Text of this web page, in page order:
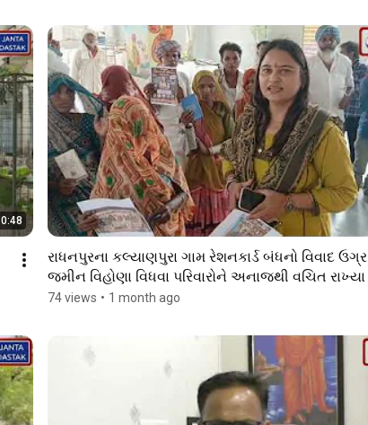
0:48
રાધનપુરના કલ્યાણપુરા ગામ રેશનકાર્ડ બંધનો વિવાદ ઉગ્ર
જમીન વિહોણા વિધવા પરિવારોને અનાજથી વચિત રાખ્યા
74 views • 1 month ago